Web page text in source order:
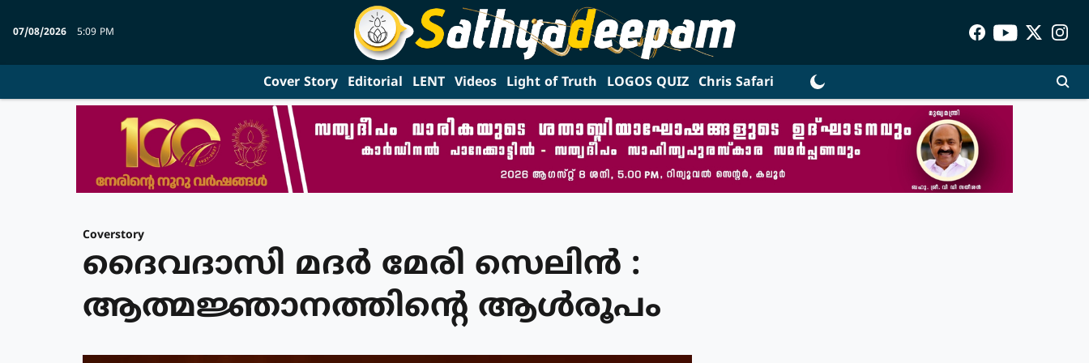
07/08/2026 5:09 PM
Cover Story Editorial LENT Videos Light of Truth LOGOS QUIZ Chris Safari
Coverstory
ദൈവദാസി മദർ മേരി സെലിൻ :
ആത്മജ്ഞാനത്തിന്റെ ആൾരൂപം